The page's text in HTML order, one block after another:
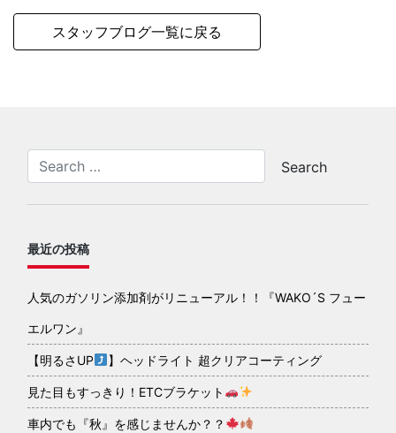
スタッフブログ一覧に戻る
最近の投稿
人気のガソリン添加剤がリニューアル！！『WAKO´S フュー
エルワン』
【明るさUP 】ヘッドライト 超クリアコーティング
見た目もすっきり！ETCブラケット
車内でも『秋』を感じませんか？？